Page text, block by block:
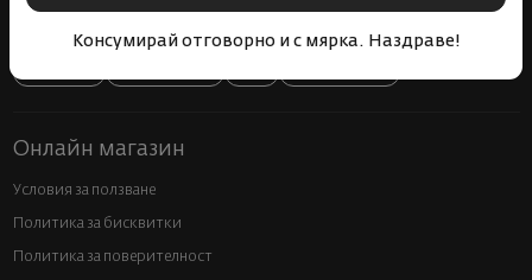
Консумирай отговорно и с мярка. Наздраве!
Онлайн магазин
Условия за ползване
Политика за бисквитки
Политика за поверителност